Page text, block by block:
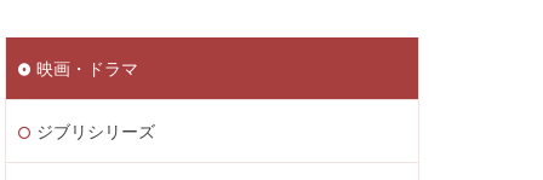
映画・ドラマ
ジブリシリーズ